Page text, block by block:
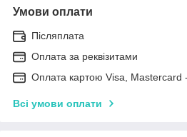
Умови оплати
Післяплата
Оплата за реквізитами
Оплата картою Visa, Mastercard
Всі умови оплати